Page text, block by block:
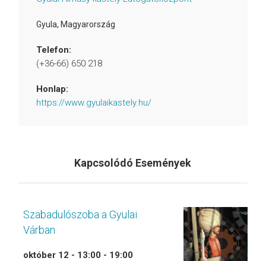
Gyula, Magyarország
Telefon:
(+36-66) 650 218
Honlap:
https://www.gyulaikastely.hu/
Kapcsolódó Események
Szabadulószoba a Gyulai
Várban
október 12 - 13:00 - 19:00